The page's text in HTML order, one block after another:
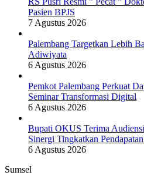
Pasien BPJS
7 Agustus 2026
Palembang Targetkan Lebih
Adiwiyata
6 Agustus 2026
Pemkot Palembang Perkuat
Seminar Transformasi Digital
6 Agustus 2026
Bupati OKUS Terima
Sinergi Tingkatkan
6 Agustus 2026
Sumsel